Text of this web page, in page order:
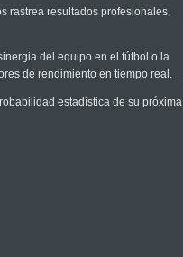
rastrea resultados profesionales,
del equipo en el fútbol o la
de rendimiento en tiempo real.
estadística de su próxima